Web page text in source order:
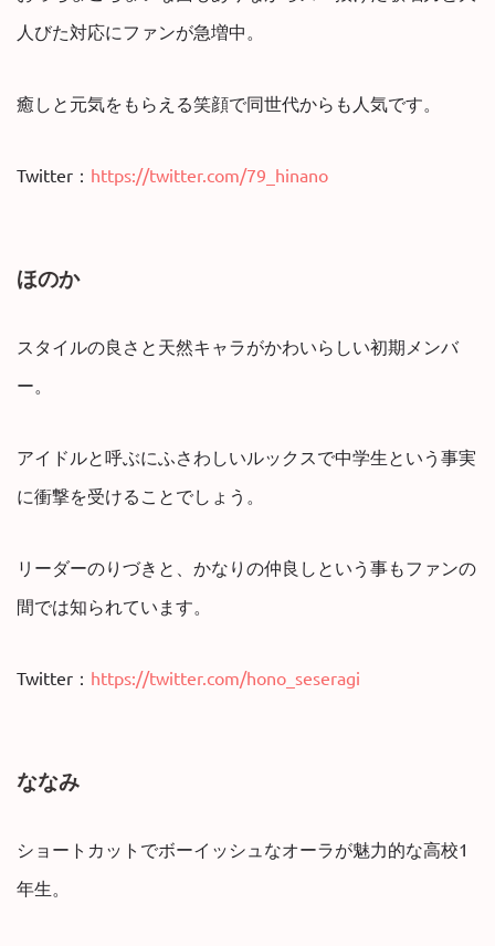
人びた対応にファンが急増中。
癒しと元気をもらえる笑顔で同世代からも人気です。
Twitter： https://twitter.com/79_hinano
ほのか
スタイルの良さと天然キャラがかわいらしい初期メンバ
ー。
アイドルと呼ぶにふさわしいルックスで中学生という事実
に衝撃を受けることでしょう。
リーダーのりづきと、かなりの仲良しという事もファンの
間では知られています。
Twitter： https://twitter.com/hono_seseragi
ななみ
ショートカットでボーイッシュなオーラが魅力的な高校1
年生。